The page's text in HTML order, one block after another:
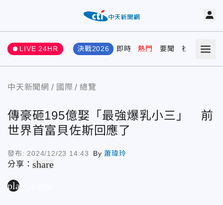
LIVE 24HR 決戰2026 即時 熱門 要聞 社會 娛樂
中天新聞網 國際 總覽
傳豪砸195億娶「最強爆乳小三」 前
世界首富貝佐斯回應了
發布: 2024/12/23 14:43 By蕭瑋玲
分享：share
play_arrow